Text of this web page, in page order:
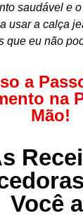
saudável e
usar a calça
que eu não
a
na
Mão!
Você